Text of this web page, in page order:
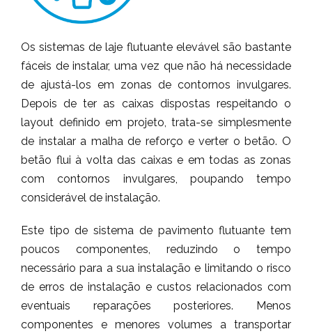
Os sistemas de laje flutuante elevável são bastante
fáceis de instalar, uma vez que não há necessidade
de ajustá-los em zonas de contornos invulgares.
Depois de ter as caixas dispostas respeitando o
layout definido em projeto, trata-se simplesmente
de instalar a malha de reforço e verter o betão. O
betão flui à volta das caixas e em todas as zonas
com contornos invulgares, poupando tempo
considerável de instalação.
Este tipo de sistema de pavimento flutuante tem
poucos componentes, reduzindo o tempo
necessário para a sua instalação e limitando o risco
de erros de instalação e custos relacionados com
eventuais reparações posteriores. Menos
componentes e menores volumes a transportar